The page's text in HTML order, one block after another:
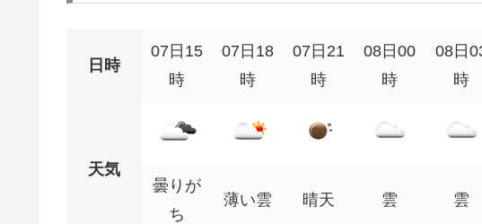
日時
07日15
時
07日18
時
07日21
時
08日00
時
08日
時
天気
曇りが
ち
薄い雲 晴天 雲 雲